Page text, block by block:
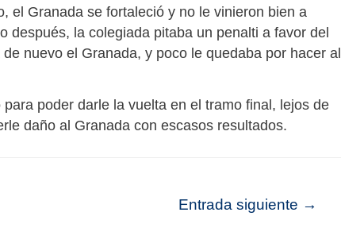
el Granada se fortaleció y no le vinieron bien a
después, la colegiada pitaba un penalti a favor del
nuevo el Granada, y poco le quedaba por hacer al
poder darle la vuelta en el tramo final, lejos de
daño al Granada con escasos resultados.
Entrada siguiente →